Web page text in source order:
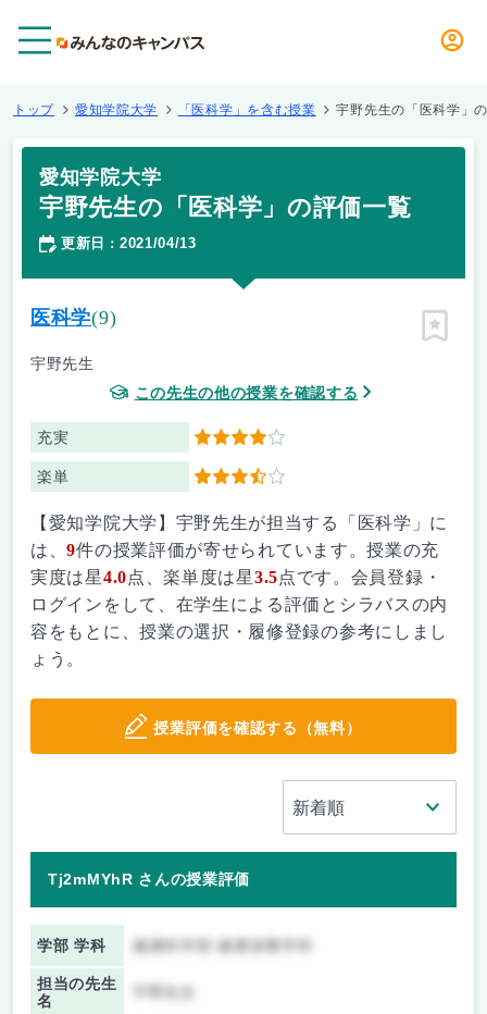
トップ 愛知学院大学 「医科学」を含む授業 宇野先生の「医科学」
愛知学院大学
宇野先生の「医科学」の評価一覧
更新日 ： 2021/04/13
医科学(9)
宇野先生
この先生の他の授業を確認する
充実 4
楽単 3.5
ピン留
【愛知学院大学】宇野先生が担当する「医科学」に
は、9件の授業評価が寄せられています。授業の充
実度は星4.0点、楽単度は星3.5点です。会員登録・
ログインをして、在学生による評価とシラバスの内
容をもとに、授業の選択・履修登録の参考にしまし
ょう。
授業評価を確認する（無料）
Tj2mMYhR さんの授業評価
学部 学科 健康科学部 健康栄養学科
担当の先生
名